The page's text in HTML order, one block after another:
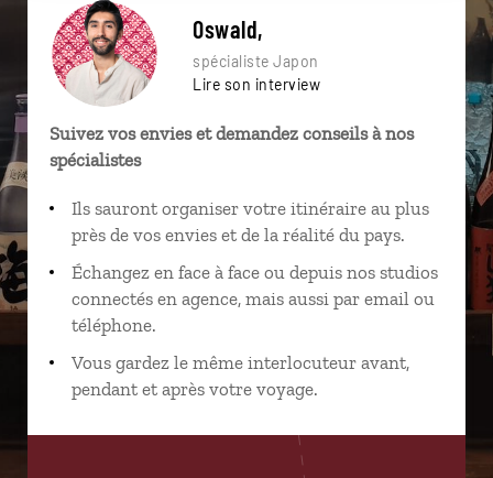
Oswald,
spécialiste Japon
Lire son interview
Suivez vos envies et demandez conseils à nos
spécialistes
Ils sauront organiser votre itinéraire au plus
près de vos envies et de la réalité du pays.
Échangez en face à face ou depuis nos studios
connectés en agence, mais aussi par email ou
téléphone.
Vous gardez le même interlocuteur avant,
pendant et après votre voyage.